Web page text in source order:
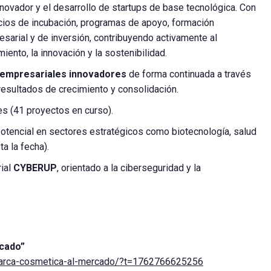
y el desarrollo de startups de base tecnológica. Con
de incubación, programas de apoyo, formación
y de inversión, contribuyendo activamente al
la innovación y la sostenibilidad.
empresariales innovadores de forma continuada a través
de crecimiento y consolidación.
(41 proyectos en curso).
en sectores estratégicos como biotecnología, salud
la fecha).
CYBERUP, orientado a la ciberseguridad y la
cosmetica-al-mercado/?t=1762766625256